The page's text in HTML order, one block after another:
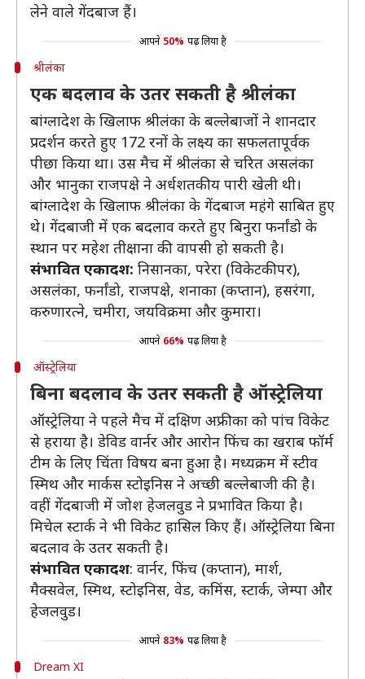
लेने वाले गेंदबाज हैं।
आपने 50% पढ़ लिया है
श्रीलंका
एक बदलाव के उतर सकती है श्रीलंका
बांग्लादेश के खिलाफ श्रीलंका के बल्लेबाजों ने शानदार
प्रदर्शन करते हुए 172 रनों के लक्ष्य का सफलतापूर्वक
पीछा किया था। उस मैच में श्रीलंका से चरित असलंका
और भानुका राजपक्षे ने अर्धशतकीय पारी खेली थी।
बांग्लादेश के खिलाफ श्रीलंका के गेंदबाज महंगे साबित हुए
थे। गेंदबाजी में एक बदलाव करते हुए बिनुरा फर्नांडो के
स्थान पर महेश तीक्षाना की वापसी हो सकती है।
संभावित एकादश: निसानका, परेरा (विकेटकीपर),
असलंका, फर्नांडो, राजपक्षे, शनाका (कप्तान), हसरंगा,
करुणारत्ने, चमीरा, जयविक्रमा और कुमारा।
आपने 66% पढ़ लिया है
ऑस्ट्रेलिया
बिना बदलाव के उतर सकती है ऑस्ट्रेलिया
ऑस्ट्रेलिया ने पहले मैच में दक्षिण अफ्रीका को पांच विकेट
से हराया है। डेविड वार्नर और आरोन फिंच का खराब फॉर्म
टीम के लिए चिंता विषय बना हुआ है। मध्यक्रम में स्टीव
स्मिथ और मार्कस स्टोइनिस ने अच्छी बल्लेबाजी की है।
वहीं गेंदबाजी में जोश हेजलवुड ने प्रभावित किया है।
मिचेल स्टार्क ने भी विकेट हासिल किए हैं। ऑस्ट्रेलिया बिना
बदलाव के उतर सकती है।
संभावित एकादश: वार्नर, फिंच (कप्तान), मार्श,
मैक्सवेल, स्मिथ, स्टोइनिस, वेड, कमिंस, स्टार्क, जेम्पा और
हेजलवुड।
आपने 83% पढ़ लिया है
Dream XI